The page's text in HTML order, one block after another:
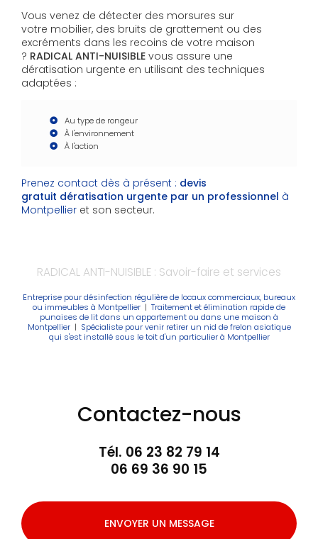
Vous venez de détecter des morsures sur
votre mobilier, des bruits de grattement ou des
excréments dans les recoins de votre maison
? RADICAL ANTI-NUISIBLE vous assure une
dératisation urgente en utilisant des techniques
adaptées :
Au type de rongeur
À l'environnement
À l'action
Prenez contact dès à présent : devis
gratuit dératisation urgente par un professionnel à
Montpellier et son secteur.
RADICAL ANTI-NUISIBLE : Savoir-faire et services
Entreprise pour désinfection régulière de locaux commerciaux, bureaux
ou immeubles à Montpellier | Traitement et élimination rapide de
punaises de lit dans un appartement ou dans une maison à
Montpellier| Spécialiste pour venir retirer un nid de frelon asiatique
qui s'est installé sous le toit d'un particulier à Montpellier
Contactez-nous
Tél. 06 23 82 79 14
06 69 36 90 15
ENVOYER UN MESSAGE